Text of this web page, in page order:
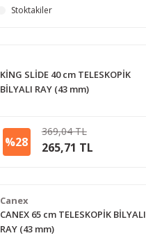
Stoktakiler
KİNG SLİDE 40 cm TELESKOPİK
BİLYALI RAY (43 mm)
%28
369,04 TL
265,71 TL
Canex
CANEX 65 cm TELESKOPİK BİLYALI
RAY (43 mm)